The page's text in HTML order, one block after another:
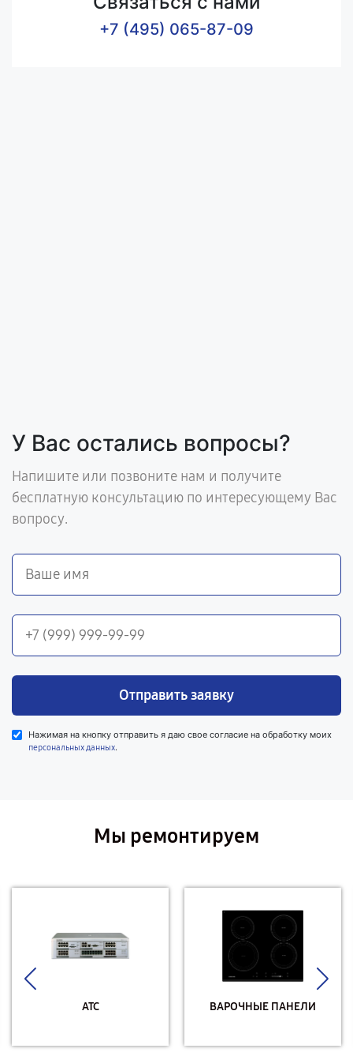
+7 (495) 065-87-09
У Вас остались вопросы?
Напишите или позвоните нам и получите
бесплатную консультацию по интересующему Вас
вопросу.
Отправить заявку
Нажимая на кнопку отправить я даю свое согласие на обработку моих
персональных данных.
Мы ремонтируем
АТС ВАРОЧНЫЕ ПАНЕЛИ